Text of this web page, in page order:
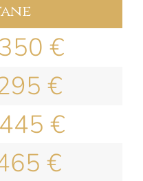
350 €
€
445 €
€